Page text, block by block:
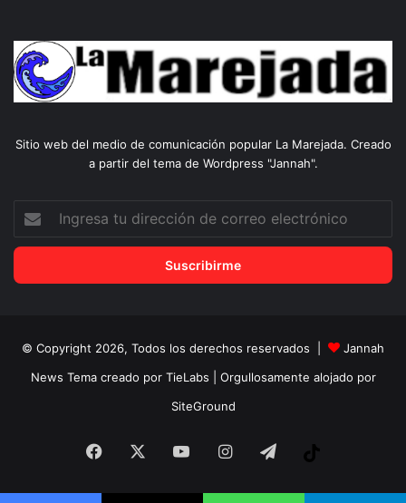
Sitio web del medio de comunicación popular La Marejada. Creado
a partir del tema de Wordpress "Jannah".
dirección
correo
© Copyright 2026, Todos los derechos reservados |
Jannah
News Tema creado por TieLabs | Orgullosamente alojado por
SiteGround
Facebook YouTubeInstagram
Telegram